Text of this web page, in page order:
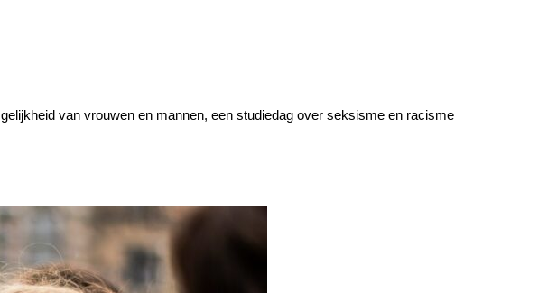
van vrouwen en mannen, een studiedag over seksisme en racisme